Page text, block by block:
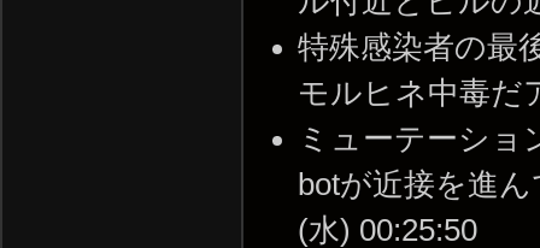
特殊感染者の最
モルヒネ中毒だ
ミューテーショ
botが近接を進
(水) 00:25:50